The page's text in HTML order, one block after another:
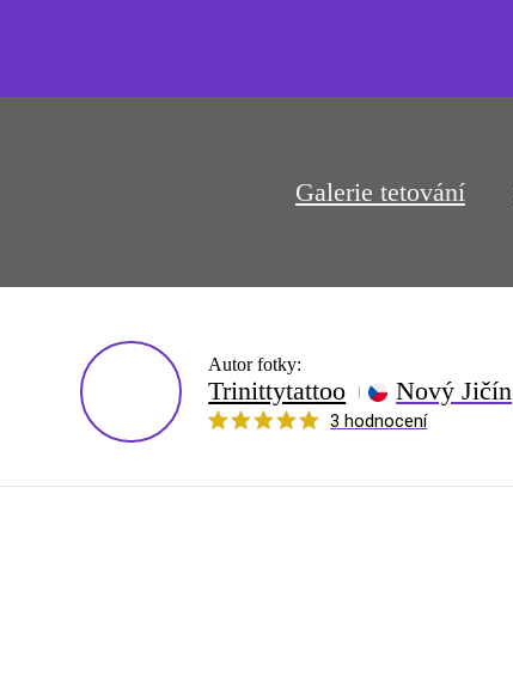
Galerie tetování
Autor fotky:
Trinittytattoo Nový Jičín
3 hodnocení